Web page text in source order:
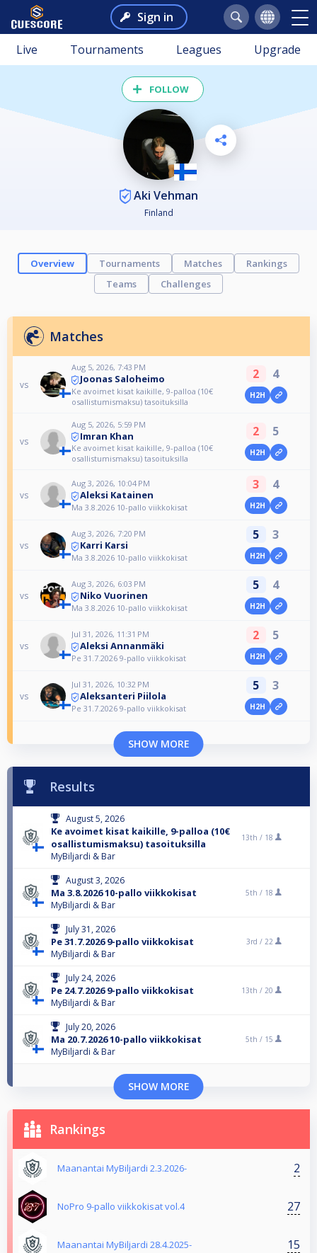
Sign in
Live Tournaments Leagues Upgrade
FOLLOW
Aki Vehman
Finland
Overview Tournaments Matches
Rankings
Teams
Challenges
Matches
vs
Aug 5, 2026, 7:43 PM
Joonas Saloheimo
Ke avoimet kisat kaikille, 9-palloa (10€
osallistumismaksu) tasoituksilla
2 4
H2H
vs
Aug 5, 2026, 5:59 PM
Imran Khan
Ke avoimet kisat kaikille, 9-palloa (10€
osallistumismaksu) tasoituksilla
2 5
H2H
vs
Aug 3, 2026, 10:04 PM
Aleksi Katainen
Ma 3.8.2026 10-pallo viikkokisat
3 4
H2H
vs
Aug 3, 2026, 7:20 PM
Karri Karsi
Ma 3.8.2026 10-pallo viikkokisat
5 3
H2H
vs
Aug 3, 2026, 6:03 PM
Niko Vuorinen
Ma 3.8.2026 10-pallo viikkokisat
5 4
H2H
vs
Jul 31, 2026, 11:31 PM
Aleksi Annanmäki
Pe 31.7.2026 9-pallo viikkokisat
2 5
H2H
vs
Jul 31, 2026, 10:32 PM
Aleksanteri Piilola
Pe 31.7.2026 9-pallo viikkokisat
5 3
H2H
SHOW MORE
Results
August 5, 2026
Ke avoimet kisat kaikille, 9-palloa (10€
osallistumismaksu) tasoituksilla
MyBiljardi & Bar
13th / 18
August 3, 2026
Ma 3.8.2026 10-pallo viikkokisat
MyBiljardi & Bar
5th / 18
July 31, 2026
Pe 31.7.2026 9-pallo viikkokisat
MyBiljardi & Bar
3rd / 22
July 24, 2026
Pe 24.7.2026 9-pallo viikkokisat
MyBiljardi & Bar
13th / 20
July 20, 2026
Ma 20.7.2026 10-pallo viikkokisat
MyBiljardi & Bar
5th / 15
SHOW MORE
Rankings
Maanantai MyBiljardi 2.3.2026- 2
NoPro 9-pallo viikkokisat vol.4 27
Maanantai MyBiljardi 28.4.2025- 15